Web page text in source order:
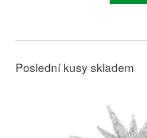
Poslední kusy skladem